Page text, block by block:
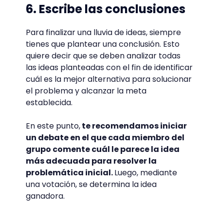
6. Escribe las conclusiones
Para finalizar una lluvia de ideas, siempre
tienes que plantear una conclusión. Esto
quiere decir que se deben analizar todas
las ideas planteadas con el fin de identificar
cuál es la mejor alternativa para solucionar
el problema y alcanzar la meta
establecida.
En este punto,te recomendamos iniciar
un debate en el que cada miembro del
grupo comente cuál le parece la idea
más adecuada para resolver la
problemática inicial.Luego, mediante
una votación, se determina la idea
ganadora.